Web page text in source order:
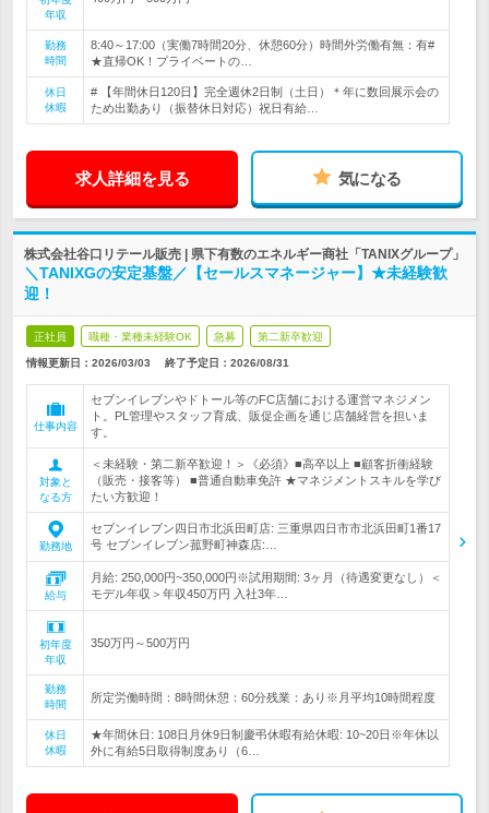
年収
勤務
時間
8:40～17:00（実働7時間20分、休憩60分）時間外労働有無：有#
★直帰OK！プライベートの…
休日
休暇
# 【年間休日120日】完全週休2日制（土日）＊年に数回展示会の
ため出勤あり（振替休日対応）祝日有給…
求人詳細を見る 気になる
株式会社谷口リテール販売 | 県下有数のエネルギー商社「TANIXグループ」
＼TANIXGの安定基盤／【セールスマネージャー】★未経験歓
迎！
正社員 職種・業種未経験OK 急募 第二新卒歓迎
情報更新日：2026/03/03 終了予定日： 2026/08/31
仕事内容
セブンイレブンやドトール等のFC店舗における運営マネジメン
ト。PL管理やスタッフ育成、販促企画を通じ店舗経営を担いま
す。
対象と
なる方
＜未経験・第二新卒歓迎！＞《必須》■高卒以上 ■顧客折衝経験
（販売・接客等） ■普通自動車免許 ★マネジメントスキルを学び
たい方歓迎！
勤務地
セブンイレブン四日市北浜田町店: 三重県四日市市北浜田町1番17
号 セブンイレブン菰野町神森店:…
給与
月給: 250,000円~350,000円※試用期間: 3ヶ月（待遇変更なし）＜
モデル年収＞年収450万円 入社3年…
初年度
年収
350万円～500万円
勤務
時間
所定労働時間：8時間休憩：60分残業：あり※月平均10時間程度
休日
休暇
★年間休日: 108日月休9日制慶弔休暇有給休暇: 10~20日※年休以
外に有給5日取得制度あり（6…